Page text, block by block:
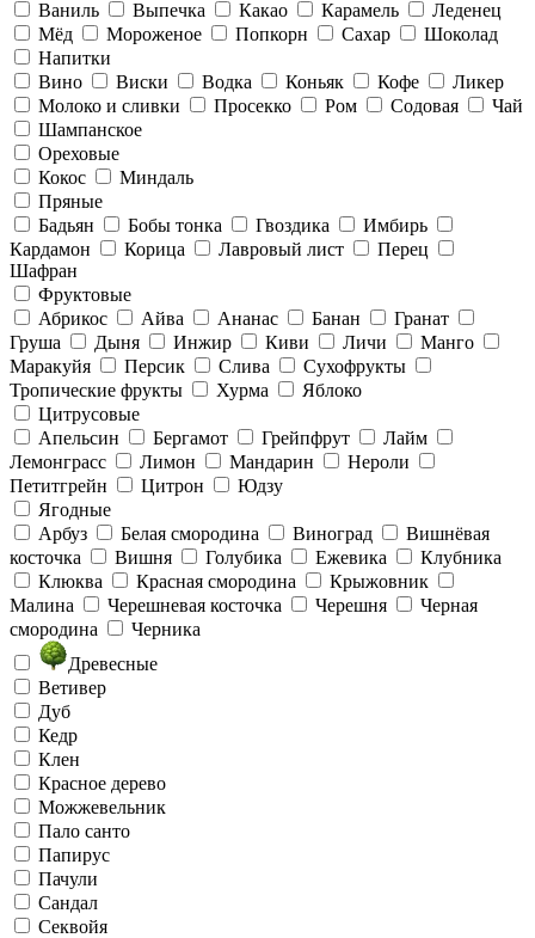
Ваниль Выпечка Какао Карамель
Леденец
Мёд
Мороженое Попкорн Сахар
Шоколад
Напитки
Вино
Виски Водка Коньяк Кофе
Ликер
Молоко и сливки
Просекко Ром Содовая
Чай
Шампанское
Ореховые
Кокос
Миндаль
Пряные
Бадьян
Бобы тонка Гвоздика
Имбирь
Кардамон
Корица Лавровый лист
Перец
Шафран
Фруктовые
Абрикос
Айва Ананас Банан
Гранат
Груша
Дыня Инжир Киви Личи
Манго
Маракуйя
Персик Слива
Сухофрукты
Тропические фрукты
Хурма
Яблоко
Цитрусовые
Апельсин
Бергамот Грейпфрут
Лайм
Лемонграсс
Лимон Мандарин
Нероли
Петитгрейн
Цитрон
Юдзу
Ягодные
Арбуз
Белая смородина Виноград
Вишнёвая
косточка
Вишня Голубика Ежевика
Клубника
Клюква
Красная смородина
Крыжовник
Малина
Черешневая косточка Черешня
Черная
смородина
Черника
Древесные
Ветивер
Дуб
Кедр
Клен
Красное дерево
Можжевельник
Пало санто
Папирус
Пачули
Сандал
Секвойя